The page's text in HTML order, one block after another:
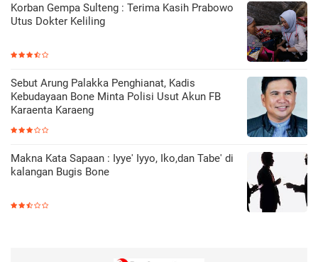
Korban Gempa Sulteng : Terima Kasih Prabowo
Utus Dokter Keliling
Sebut Arung Palakka Penghianat, Kadis
Kebudayaan Bone Minta Polisi Usut Akun FB
Karaenta Karaeng
Makna Kata Sapaan : Iyye' Iyyo, Iko,dan Tabe' di
kalangan Bugis Bone